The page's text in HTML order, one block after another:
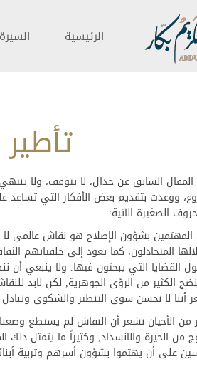
الرئيسية
السابق عن جدال، لا يتوقف، ولا
ووعدت بتقديم بعض الأفكار التي تساعد
الصغيرة الآتية:
المهتمين بشؤون الإصلاح هو نقاش عالمي لا
المتجادلون، كما يعود إلى خلفياتهم
القضايا التي يبحثون فيها. ولا ينبغي
الكثير من الرؤى الجوهرية, لكن لابد
أننا لا نحسن سوى التنظير والشكوى
من الأحيان نشعر أن النقاش لم يستطع
من الحيرة والانسداد, وكثيراً ما
على أن يهتموا بشؤون أسرهم وتربية